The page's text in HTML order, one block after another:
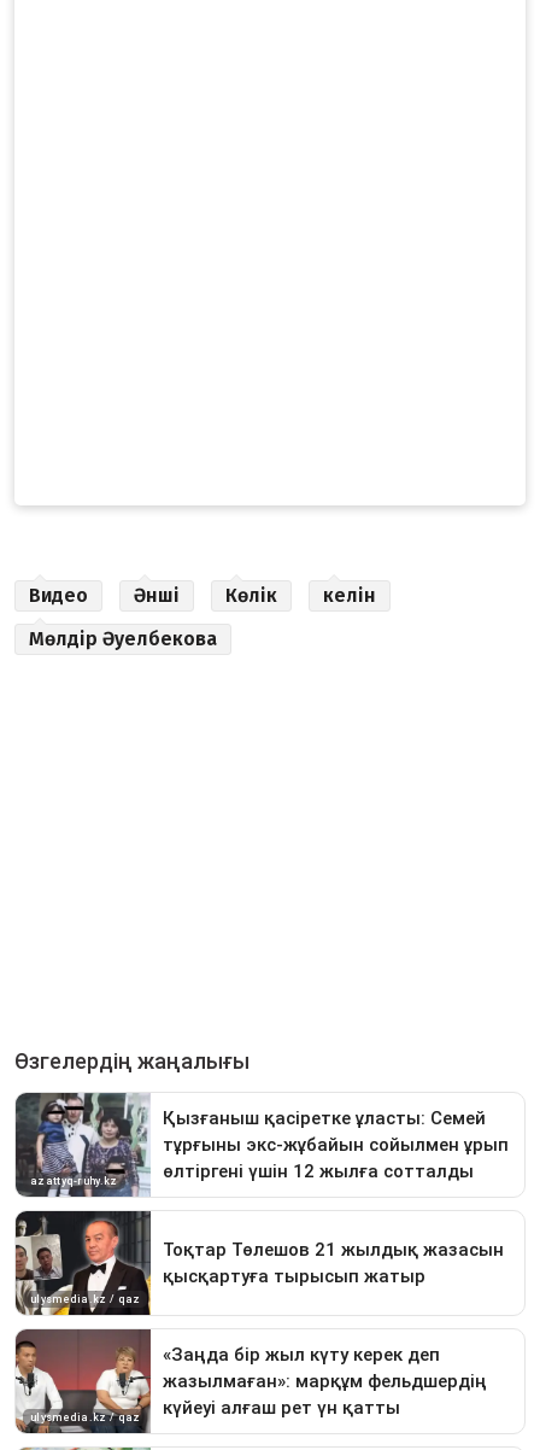
Видео Әнші Көлік
келін
Мөлдір Әуелбекова